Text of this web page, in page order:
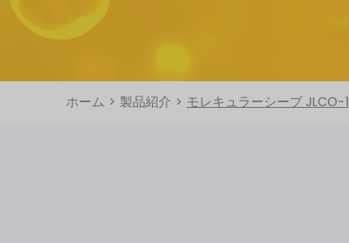
ホーム > 製品紹介 > モレキュラーシーブ JLCO-1